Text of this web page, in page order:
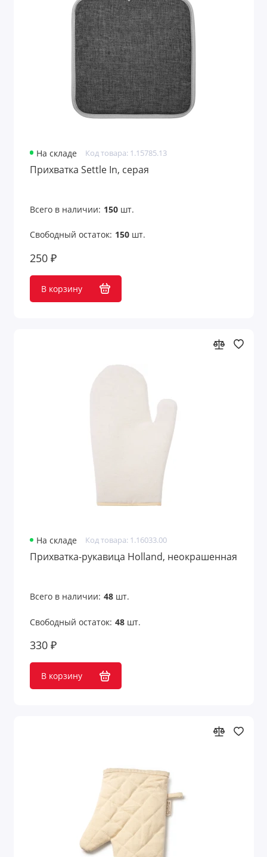
На складе Код товара: 1.15785.13
Прихватка Settle In, серая
Всего в наличии: 150шт.
Свободный остаток: 150шт.
250 ₽
В корзину
На складе Код товара: 1.16033.00
Прихватка-рукавица Holland, неокрашенная
Всего в наличии: 48шт.
Свободный остаток: 48шт.
330 ₽
В корзину